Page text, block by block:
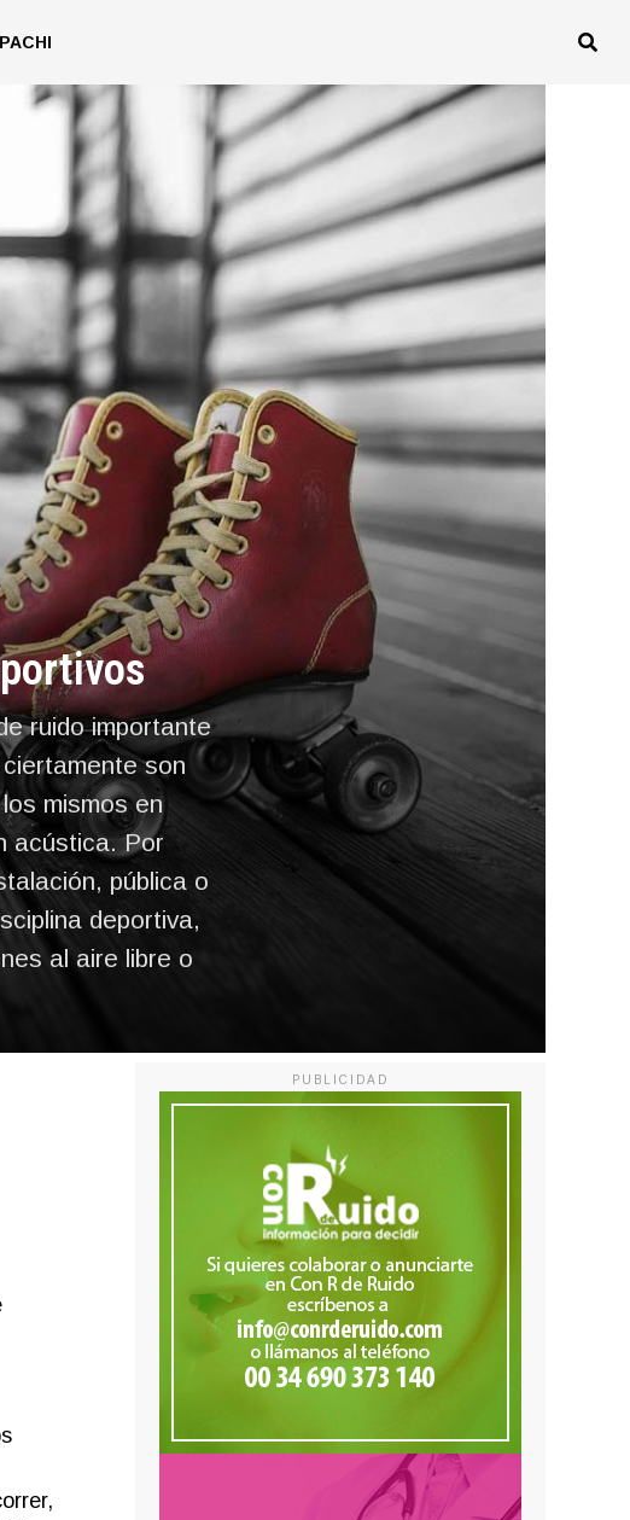
ruido importante
son
mismos en
acústica. Por
pública o
deportiva,
al aire libre o
PUBLICIDAD